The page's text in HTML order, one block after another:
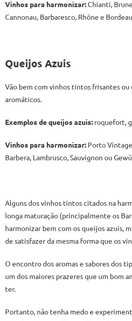
Vinhos para harmonizar:Chianti,
Cannonau, Barbaresco, Rhône e
Queijos Azuis
Vão bem com vinhos tintos frisantes ou
aromáticos.
Exemplos de queijos azuis: roquefort,
Vinhos para harmonizar: Porto
Barbera, Lambrusco, Sauvignon ou
Alguns dos vinhos tintos citados na
longa maturação (principalmente os
harmonizar bem com os queijos azuis,
de satisfazer da mesma forma que os
O encontro dos aromas e sabores dos
um dos maiores prazeres que um bom
ter.
Portanto, não tenha medo e